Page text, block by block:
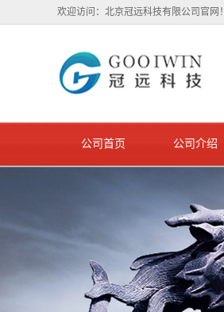
欢迎访问：北京冠远科技有限公司官网！
公司首页 公司介绍